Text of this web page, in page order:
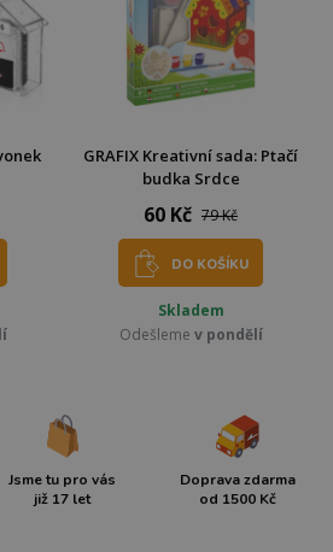
GRAFIX Kreativní sada: Ptačí
budka Srdce
60 Kč 79 Kč
DO KOŠÍKU
Skladem
Odešleme v pondělí
Jsme tu pro vás
již 17 let
Doprava zdarma
od 1500 Kč